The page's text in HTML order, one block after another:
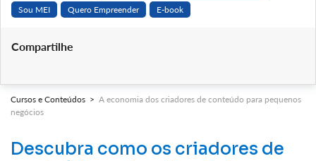
Cursos e Conteúdos > A economia dos criadores de conteúdo para pequenos
negócios
Descubra como os criadores de
Sou MEI
Quero Empreender E-book
Compartilhe